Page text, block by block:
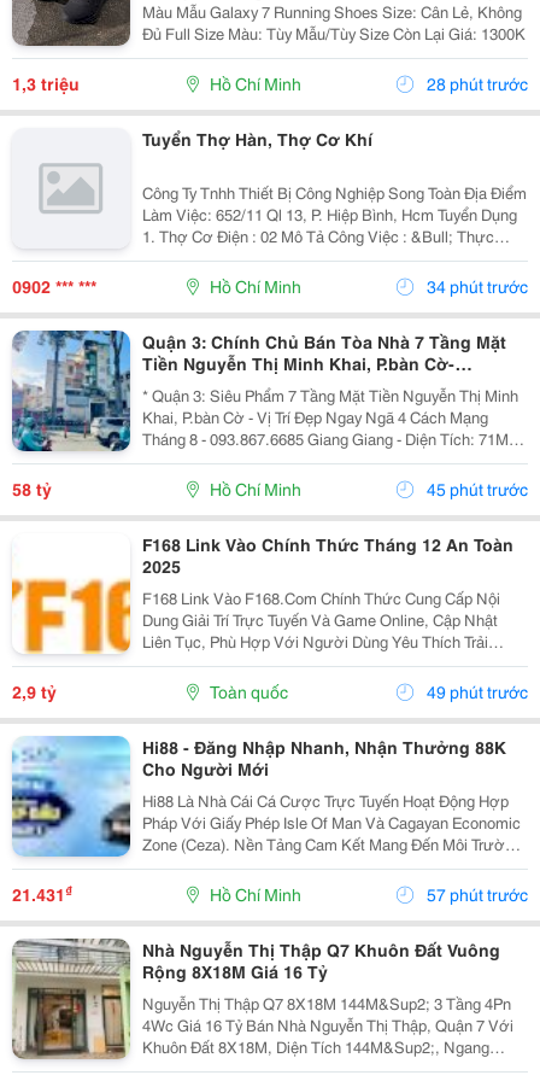
Màu Mẫu Galaxy 7 Running Shoes Size: Cân Lẻ, Không
Đủ Full Size Màu: Tùy Mẫu/Tùy Size Còn Lại Giá: 1300K
1,3 triệu Hồ Chí Minh 28 phút trước
Tuyển Thợ Hàn, Thợ Cơ Khí
Công Ty Tnhh Thiết Bị Công Nghiệp Song Toàn Địa Điểm
Làm Việc: 652/11 Ql 13, P. Hiệp Bình, Hcm Tuyển Dụng
1. Thợ Cơ Điện : 02 Mô Tả Công Việc : &Bull; Thực
Hiện Các Công Việc Lắp Đặt Điện Cho Hệ Thống Lò Sấy,
Máy Khuấy Và Các Sản Phẩm Có...
0902 *** *** Hồ Chí Minh 34 phút trước
Quận 3: Chính Chủ Bán Tòa Nhà 7 Tầng Mặt
Tiền Nguyễn Thị Minh Khai, P.bàn Cờ-
4M*20M- Vị Trí Vip Ngay Góc Cmt8- Khu Vực
Kd Đa Ngành- Khai Thác
* Quận 3: Siêu Phẩm 7 Tầng Mặt Tiền Nguyễn Thị Minh
Khai, P.bàn Cờ - Vị Trí Đẹp Ngay Ngã 4 Cách Mạng
Tháng 8 - 093.867.6685 Giang Giang - Diện Tích: 71M2 -
Ngang 3,8M * 20M. - Kết Cấu: 1 Trệt - 1 Lửng - 4 Lầu -
Sân Thượng - Đã Chừa Sẵn Ô Thiết Kế...
58 tỷ Hồ Chí Minh 45 phút trước
F168 Link Vào Chính Thức Tháng 12 An Toàn
2025
F168 Link Vào F168.Com Chính Thức Cung Cấp Nội
Dung Giải Trí Trực Tuyến Và Game Online, Cập Nhật
Liên Tục, Phù Hợp Với Người Dùng Yêu Thích Trải
Nghiệm Số Hiện Đại. Webiste: Https://F168.Law/ Địa
Chỉ: 88 Nguyễn Khoái, Lĩnh Nam, Hoàng Mai, Hà Nội,...
2,9 tỷ Toàn quốc 49 phút trước
Hi88 - Đăng Nhập Nhanh, Nhận Thưởng 88K
Cho Người Mới
Hi88 Là Nhà Cái Cá Cược Trực Tuyến Hoạt Động Hợp
Pháp Với Giấy Phép Isle Of Man Và Cagayan Economic
Zone (Ceza). Nền Tảng Cam Kết Mang Đến Môi Trường
Giải Trí Minh Bạch, Bảo Mật Cao Và Đáng Tin Cậy Cho
Người Chơi Tại Việt Nam Và Châu Á. #Hi88...
21.431₫ Hồ Chí Minh 57 phút trước
Nhà Nguyễn Thị Thập Q7 Khuôn Đất Vuông
Rộng 8X18M Giá 16 Tỷ
Nguyễn Thị Thập Q7 8X18M 144M&Sup2; 3 Tầng 4Pn
4Wc Giá 16 Tỷ Bán Nhà Nguyễn Thị Thập, Quận 7 Với
Khuôn Đất 8X18M, Diện Tích 144M&Sup2;, Ngang
Rộng 8M. Nhà Xây 3 Tầng, Gồm 4 Phòng Ngủ, 4 Toilet,